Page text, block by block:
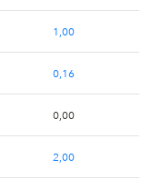
1,00
0,16
0,00
2,00